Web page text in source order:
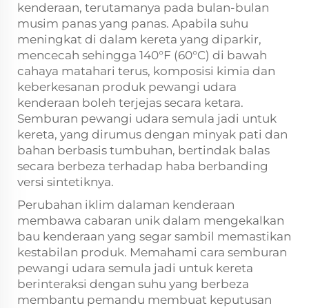
kenderaan, terutamanya pada bulan-bulan
musim panas yang panas. Apabila suhu
meningkat di dalam kereta yang diparkir,
mencecah sehingga 140°F (60°C) di bawah
cahaya matahari terus, komposisi kimia dan
keberkesanan produk pewangi udara
kenderaan boleh terjejas secara ketara.
Semburan pewangi udara semula jadi untuk
kereta, yang dirumus dengan minyak pati dan
bahan berbasis tumbuhan, bertindak balas
secara berbeza terhadap haba berbanding
versi sintetiknya.
Perubahan iklim dalaman kenderaan
membawa cabaran unik dalam mengekalkan
bau kenderaan yang segar sambil memastikan
kestabilan produk. Memahami cara semburan
pewangi udara semula jadi untuk kereta
berinteraksi dengan suhu yang berbeza
membantu pemandu membuat keputusan